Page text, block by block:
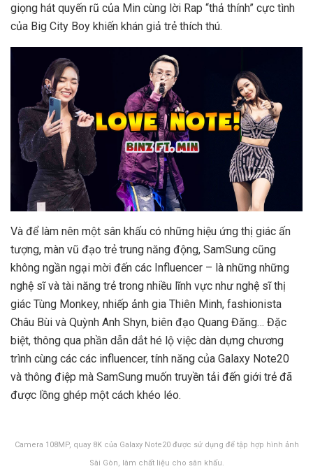
giọng hát quyến rũ của Min cùng lời Rap “thả thính” cực tình
của Big City Boy khiến khán giả trẻ thích thú.
Và để làm nên một sân khấu có những hiệu ứng thị giác ấn
tượng, màn vũ đạo trẻ trung năng động, SamSung cũng
không ngần ngại mời đến các Influencer – là những những
nghệ sĩ và tài năng trẻ trong nhiều lĩnh vực như nghệ sĩ thị
giác Tùng Monkey, nhiếp ảnh gia Thiên Minh, fashionista
Châu Bùi và Quỳnh Anh Shyn, biên đạo Quang Đăng… Đặc
biệt, thông qua phần dẫn dắt hé lộ việc dàn dựng chương
trình cùng các các influencer, tính năng của Galaxy Note20
và thông điệp mà SamSung muốn truyền tải đến giới trẻ đã
được lồng ghép một cách khéo léo.
Camera 108MP, quay 8K của Galaxy Note20 được sử dụng để tập hợp hình ảnh
Sài Gòn, làm chất liệu cho sân khấu.